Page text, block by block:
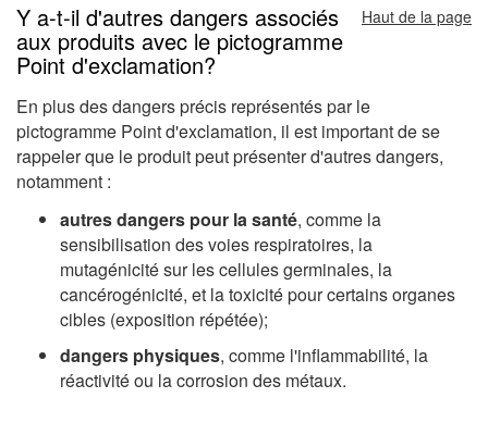
Y a-t-il d'autres dangers associés
aux produits avec le pictogramme
Point d'exclamation?
Haut de la page
En plus des dangers précis représentés par le
pictogramme Point d'exclamation, il est important de se
rappeler que le produit peut présenter d'autres dangers,
notamment :
autres dangers pour la santé, comme la
sensibilisation des voies respiratoires, la
mutagénicité sur les cellules germinales, la
cancérogénicité, et la toxicité pour certains organes
cibles (exposition répétée);
dangers physiques, comme l'inflammabilité, la
réactivité ou la corrosion des métaux.